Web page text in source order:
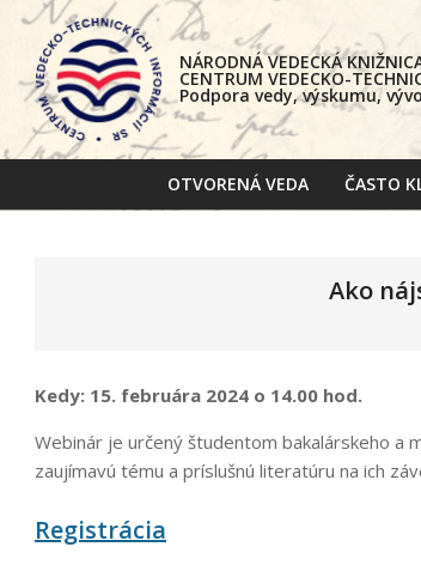
Skip
content
NÁRODNÁ VEDECKÁ
CENTRUM VEDECKO-
Podpora vedy, výskumu,
OTVORENÁ VEDA ČASTO
Ako
Kedy: 15. februára 2024 o 14.00 hod.
Webinár je určený študentom bakalárskeho a
zaujímavú tému a príslušnú literatúru na ich
Registrácia